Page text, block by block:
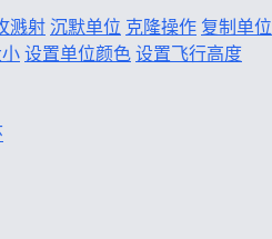
溅射沉默单位 克隆操作 复制单位
设置单位颜色设置飞行高度